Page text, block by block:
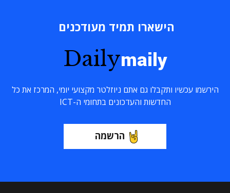
הישארו תמיד מעודכנים
Dailymaily
הירשמו עכשיו ותקבלו גם אתם ניוזלטר מקצועי יומי, המרכז את כל
החדשות והעדכונים בתחומי ה-ICT
הרשמה